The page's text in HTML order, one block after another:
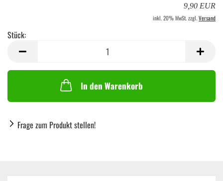
9,90 EUR
inkl. 20% MwSt. zzgl.Versand
Stück:
In den Warenkorb
Frage zum Produkt stellen!